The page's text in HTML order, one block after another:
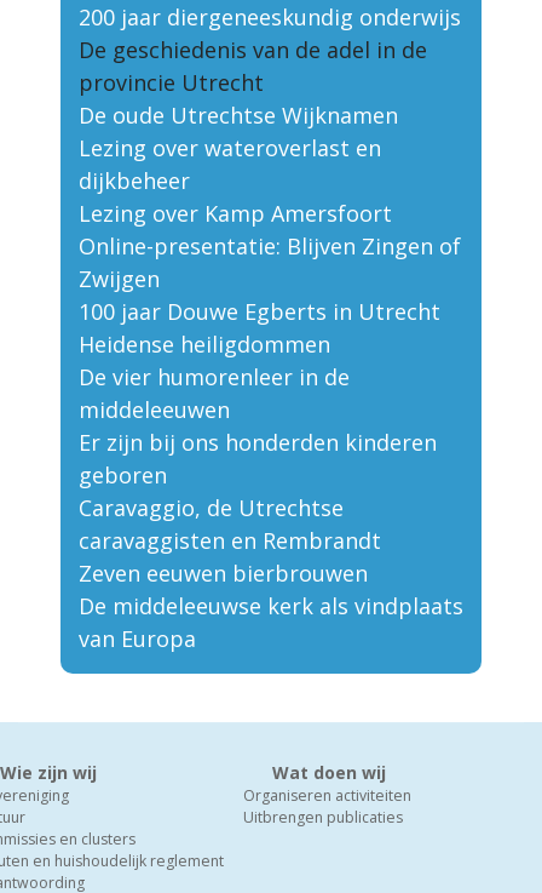
200 jaar diergeneeskundig onderwijs
De geschiedenis van de adel in de
provincie Utrecht
De oude Utrechtse Wijknamen
Lezing over wateroverlast en
dijkbeheer
Lezing over Kamp Amersfoort
Online-presentatie: Blijven Zingen of
Zwijgen
100 jaar Douwe Egberts in Utrecht
Heidense heiligdommen
De vier humorenleer in de
middeleeuwen
Er zijn bij ons honderden kinderen
geboren
Caravaggio, de Utrechtse
caravaggisten en Rembrandt
Zeven eeuwen bierbrouwen
De middeleeuwse kerk als vindplaats
van Europa
Wie zijn wij
en clusters
en huishoudelijk reglement
Wat doen wij
Organiseren activiteiten
Uitbrengen publicaties